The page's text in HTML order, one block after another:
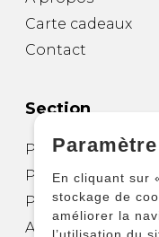
Carte cadeaux
Contact
Section
Partitions pour
Partitions pour
Partitions pour
Autres produits
En cliquant sur
stockage de
améliorer la